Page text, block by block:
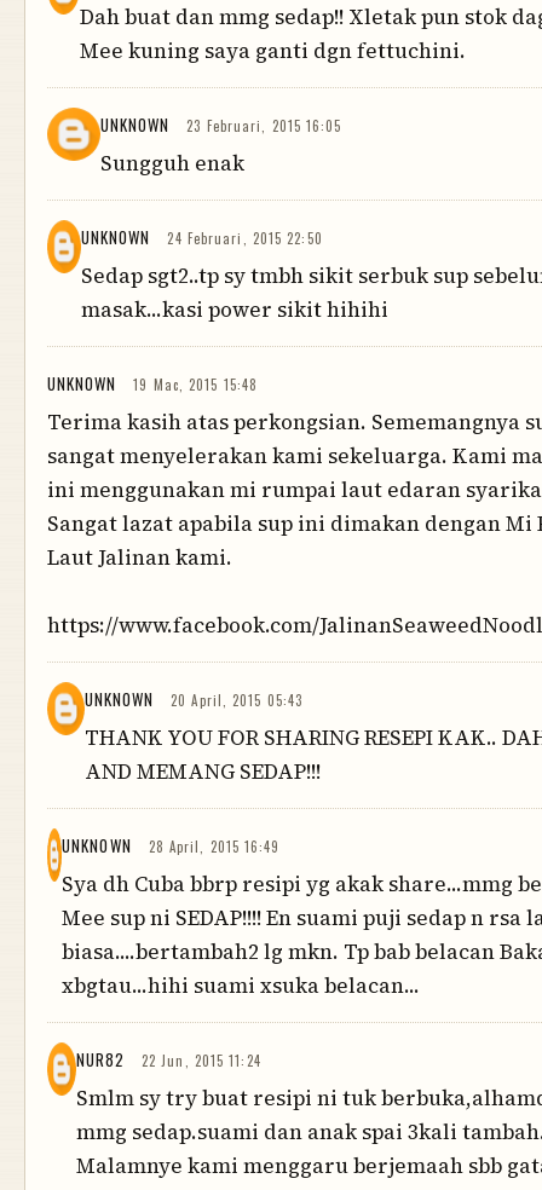
Dah buat dan mmg sedap!! Xletak pun stok
Mee kuning saya ganti dgn fettuchini.
UNKNOWN 23 Februari, 2015 16:05
Sungguh enak
UNKNOWN 24 Februari, 2015 22:50
Sedap sgt2..tp sy tmbh sikit serbuk sup
masak...kasi power sikit hihihi
UNKNOWN 19 Mac, 2015 15:48
Terima kasih atas perkongsian. Sememangnya
sangat menyelerakan kami sekeluarga. Kami
ini menggunakan mi rumpai laut edaran
Sangat lazat apabila sup ini dimakan dengan Mi
Laut Jalinan kami.
https://www.facebook.com/
UNKNOWN 20 April, 2015 05:43
THANK YOU FOR SHARING RESEPI KAK..
AND MEMANG SEDAP!!!
UNKNOWN 28 April, 2015 16:49
Sya dh Cuba bbrp resipi yg akak share...mmg
Mee sup ni SEDAP!!!! En suami puji sedap n rsa
biasa....bertambah2 lg mkn. Tp bab belacan
xbgtau...hihi suami xsuka belacan...
NUR82 22 Jun, 2015 11:24
Smlm sy try buat resipi ni tuk
mmg sedap.suami dan anak spai 3kali
Malamnye kami menggaru berjemaah sbb